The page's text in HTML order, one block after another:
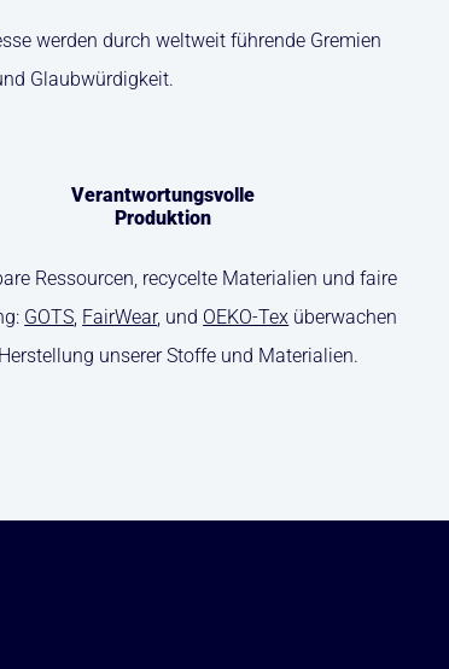
werden durch weltweit führende Gremien
Glaubwürdigkeit.
Verantwortungsvolle
Produktion
Ressourcen, recycelte Materialien und faire
GOTS, FairWear, und OEKO-Tex überwachen
unserer Stoffe und Materialien.